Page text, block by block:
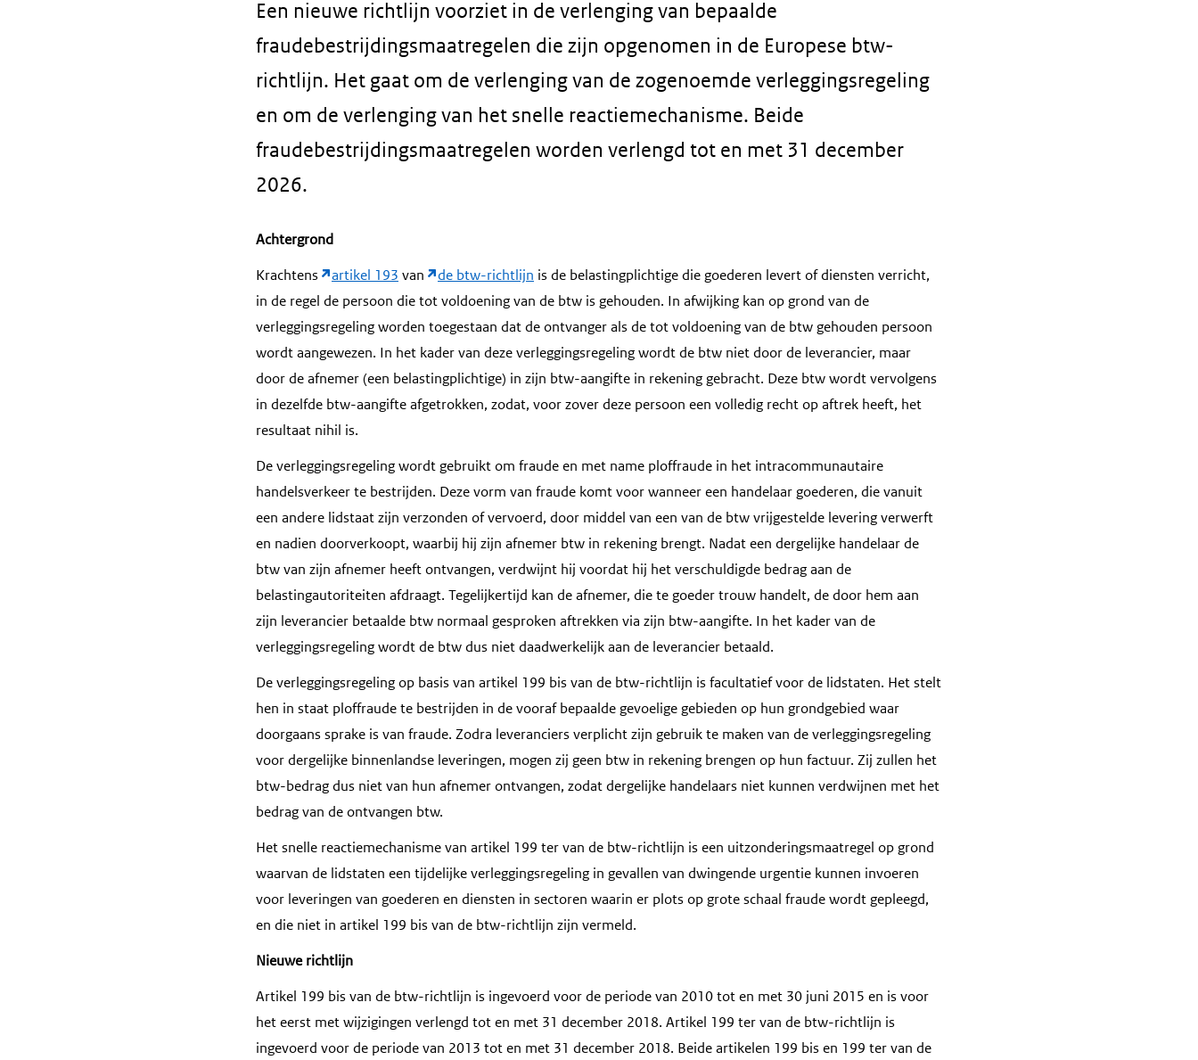
Een nieuwe richtlijn voorziet in de verlenging van bepaalde
fraudebestrijdingsmaatregelen die zijn opgenomen in de Europese btw-
richtlijn. Het gaat om de verlenging van de zogenoemde verleggingsregeling
en om de verlenging van het snelle reactiemechanisme. Beide
fraudebestrijdingsmaatregelen worden verlengd tot en met 31 december
2026.
Achtergrond
Krachtens
artikel 193 van de btw-richtlijn is de belastingplichtige die goederen levert of diensten verricht,
in de regel de persoon die tot voldoening van de btw is gehouden. In afwijking kan op grond van de
verleggingsregeling worden toegestaan dat de ontvanger als de tot voldoening van de btw gehouden persoon
wordt aangewezen. In het kader van deze verleggingsregeling wordt de btw niet door de leverancier, maar
door de afnemer (een belastingplichtige) in zijn btw-aangifte in rekening gebracht. Deze btw wordt vervolgens
in dezelfde btw-aangifte afgetrokken, zodat, voor zover deze persoon een volledig recht op aftrek heeft, het
resultaat nihil is.
De verleggingsregeling wordt gebruikt om fraude en met name ploffraude in het intracommunautaire
handelsverkeer te bestrijden. Deze vorm van fraude komt voor wanneer een handelaar goederen, die vanuit
een andere lidstaat zijn verzonden of vervoerd, door middel van een van de btw vrijgestelde levering verwerft
en nadien doorverkoopt, waarbij hij zijn afnemer btw in rekening brengt. Nadat een dergelijke handelaar de
btw van zijn afnemer heeft ontvangen, verdwijnt hij voordat hij het verschuldigde bedrag aan de
belastingautoriteiten afdraagt. Tegelijkertijd kan de afnemer, die te goeder trouw handelt, de door hem aan
zijn leverancier betaalde btw normaal gesproken aftrekken via zijn btw-aangifte. In het kader van de
verleggingsregeling wordt de btw dus niet daadwerkelijk aan de leverancier betaald.
De verleggingsregeling op basis van artikel 199 bis van de btw-richtlijn is facultatief voor de lidstaten. Het stelt
hen in staat ploffraude te bestrijden in de vooraf bepaalde gevoelige gebieden op hun grondgebied waar
doorgaans sprake is van fraude. Zodra leveranciers verplicht zijn gebruik te maken van de verleggingsregeling
voor dergelijke binnenlandse leveringen, mogen zij geen btw in rekening brengen op hun factuur. Zij zullen het
btw-bedrag dus niet van hun afnemer ontvangen, zodat dergelijke handelaars niet kunnen verdwijnen met het
bedrag van de ontvangen btw.
Het snelle reactiemechanisme van artikel 199 ter van de btw-richtlijn is een uitzonderingsmaatregel op grond
waarvan de lidstaten een tijdelijke verleggingsregeling in gevallen van dwingende urgentie kunnen invoeren
voor leveringen van goederen en diensten in sectoren waarin er plots op grote schaal fraude wordt gepleegd,
en die niet in artikel 199 bis van de btw-richtlijn zijn vermeld.
Nieuwe richtlijn
Artikel 199 bis van de btw-richtlijn is ingevoerd voor de periode van 2010 tot en met 30 juni 2015 en is voor
het eerst met wijzigingen verlengd tot en met 31 december 2018. Artikel 199 ter van de btw-richtlijn is
ingevoerd voor de periode van 2013 tot en met 31 december 2018. Beide artikelen 199 bis en 199 ter van de